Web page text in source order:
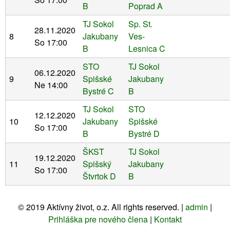
B
Poprad A
8
28.11.2020
So 17:00
TJ Sokol
Jakubany
B
Sp. St.
Ves-
Lesnica C
9
06.12.2020
Ne 14:00
STO
Spišské
Bystré C
TJ Sokol
Jakubany
B
10
12.12.2020
So 17:00
TJ Sokol
Jakubany
B
STO
Spišské
Bystré D
11
19.12.2020
So 17:00
ŠKST
Spišský
Štvrtok D
TJ Sokol
Jakubany
B
©2019Aktívny život, o.z. All rights reserved. | admin |
Prihláška pre nového člena | Kontakt